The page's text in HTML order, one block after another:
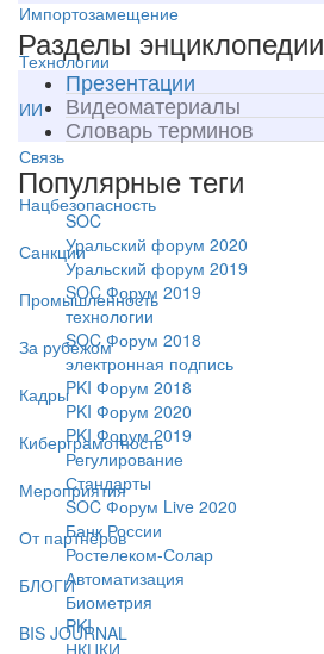
Импортозамещение
Технологии
ИИ
Связь
Нацбезопасность
Санкции
Промышленность
За рубежом
Кадры
Киберграмотность
Мероприятия
От партнёров
БЛОГИ
BIS JOURNAL
Разделы энциклопедии
Презентации
Видеоматериалы
Словарь терминов
Популярные теги
SOC
Уральский форум 2020
Уральский форум 2019
SOC Форум 2019
технологии
SOC Форум 2018
электронная подпись
PKI Форум 2018
PKI Форум 2020
PKI Форум 2019
Регулирование
Стандарты
SOC Форум Live 2020
Банк России
Ростелеком-Солар
Автоматизация
Биометрия
PKI
НКЦКИ